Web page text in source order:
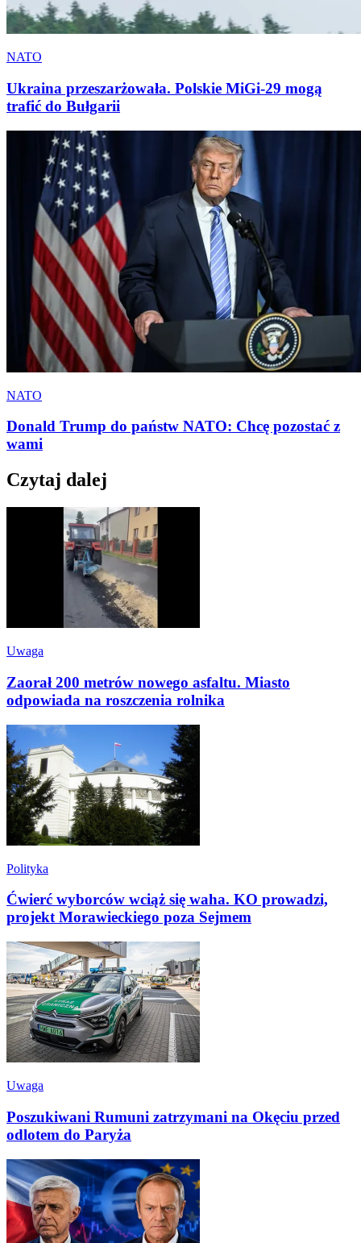
NATO
Ukraina przeszarżowała. Polskie MiGi-29 mogą
trafić do Bułgarii
NATO
Donald Trump do państw NATO: Chcę pozostać z
wami
Czytaj dalej
Uwaga
Zaorał 200 metrów nowego asfaltu. Miasto
odpowiada na roszczenia rolnika
Polityka
Ćwierć wyborców wciąż się waha. KO prowadzi,
projekt Morawieckiego poza Sejmem
Uwaga
Poszukiwani Rumuni zatrzymani na Okęciu przed
odlotem do Paryża